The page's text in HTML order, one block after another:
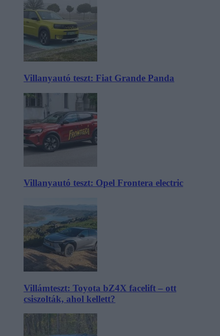
Villanyautó teszt: Fiat Grande Panda
Villanyautó teszt: Opel Frontera electric
Villámteszt: Toyota bZ4X facelift – ott
csiszolták, ahol kellett?